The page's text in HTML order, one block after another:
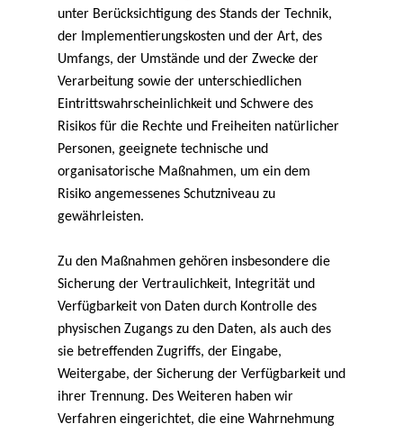
unter Berücksichtigung des Stands der Technik,
der Implementierungskosten und der Art, des
Umfangs, der Umstände und der Zwecke der
Verarbeitung sowie der unterschiedlichen
Eintrittswahrscheinlichkeit und Schwere des
Risikos für die Rechte und Freiheiten natürlicher
Personen, geeignete technische und
organisatorische Maßnahmen, um ein dem
Risiko angemessenes Schutzniveau zu
gewährleisten.
Zu den Maßnahmen gehören insbesondere die
Sicherung der Vertraulichkeit, Integrität und
Verfügbarkeit von Daten durch Kontrolle des
physischen Zugangs zu den Daten, als auch des
sie betreffenden Zugriffs, der Eingabe,
Weitergabe, der Sicherung der Verfügbarkeit und
ihrer Trennung. Des Weiteren haben wir
Verfahren eingerichtet, die eine Wahrnehmung